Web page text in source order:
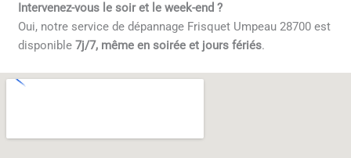
Intervenez-vous le soir et le week-end ?
Oui, notre service de dépannage Frisquet Umpeau 28700 est
disponible7j/7, même en soirée et jours fériés.